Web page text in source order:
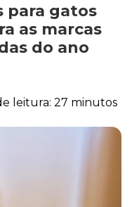
para gatos
as marcas
do ano
leitura: 27 minutos